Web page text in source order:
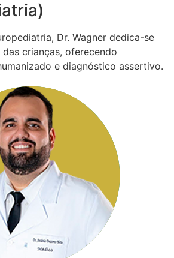
Dr. Wagner dedica-se
crianças, oferecendo
e diagnóstico assertivo.